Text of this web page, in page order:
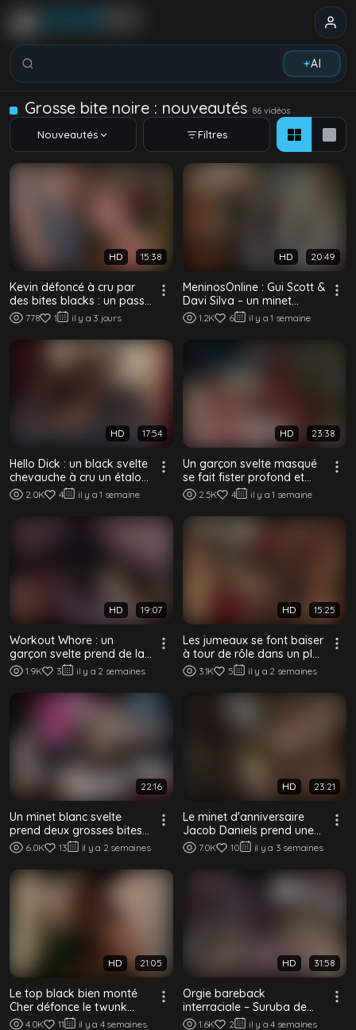
Rechercher vidéos, modèles, tags...
AI
Grosse bite noire : nouveautés 86 vidéos
Nouveautés Filtres
HD 15:38
Kevin défoncé à cru par
des bites blacks : un passif
blond en harnais sert deux
bl...
778 1 il y a 3 jours
HD 20:49
MeninosOnline : Gui Scott &
Davi Silva – un minet
rejoint son coloc black
pour une...
1.2K 6 il y a 1 semaine
HD 17:54
Hello Dick : un black svelte
chevauche à cru un étalon
musclé bien monté
2.0K 4 il y a 1 semaine
HD 23:38
Un garçon svelte masqué
se fait fister profond et
béant par un black bien
monté
2.5K 4 il y a 1 semaine
HD 19:07
Workout Whore : un
garçon svelte prend de la
bite crue de chaque coloc
bien monté
1.9K 3 il y a 2 semaines
HD 15:25
Les jumeaux se font baiser
à tour de rôle dans un plan
à quatre black bien monté
3.1K 5 il y a 2 semaines
22:16
Un minet blanc svelte
prend deux grosses bites
noires dans un plan à trois
BBC san...
6.0K 13 il y a 2 semaines
HD 23:21
Le minet d'anniversaire
Jacob Daniels prend une
grosse bite noire de Drew
Kingston...
7.0K 10 il y a 3 semaines
HD 21:05
Le top black bien monté
Cher défonce le twunk
mince et tatoué Gonzales
4.0K 11 il y a 4 semaines
HD 31:58
Orgie bareback
interraciale – Suruba de
Maio1.6K 2 il y a 4 semaines